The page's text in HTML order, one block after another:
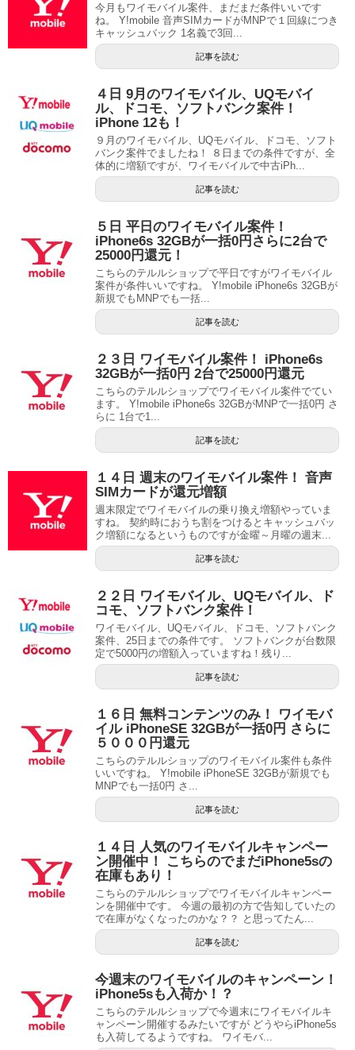
今月もワイモバイル案件、まだまだ条件いいです
ね。 Y!mobile 音声SIMカードがMNPで１回線につき
キャッシュバック 1名義で3回...
記事を読む
４日 9月のワイモバイル、UQモバイ
ル、ドコモ、ソフトバンク案件！
iPhone 12も！
９月のワイモバイル、UQモバイル、ドコモ、ソフト
バンク案件でましたね！ ８日までの条件ですが、全
体的に増額ですが、ワイモバイルで中古iPh...
記事を読む
５日 平日のワイモバイル案件！
iPhone6s 32GBが一括0円さらに2台で
25000円還元！
こちらのテルルショップで平日ですがワイモバイル
案件が条件いいですね。 Y!mobile iPhone6s 32GBが
新規でもMNPでも一括...
記事を読む
２３日 ワイモバイル案件！ iPhone6s
32GBが一括0円 2台で25000円還元
こちらのテルルショップでワイモバイル案件でてい
ます。 Y!mobile iPhone6s 32GBがMNPで一括0円 さ
らに 1台で1...
記事を読む
１４日 週末のワイモバイル案件！ 音声
SIMカードが還元増額
週末限定でワイモバイルの乗り換え増額やっていま
すね。 契約時におうち割をつけるとキャッシュバッ
ク増額になるというものですが金曜～月曜の週末...
記事を読む
２２日 ワイモバイル、UQモバイル、ド
コモ、ソフトバンク案件！
ワイモバイル、UQモバイル、ドコモ、ソフトバンク
案件、25日までの条件です。 ソフトバンクが台数限
定で5000円の増額入っていますね！残り...
記事を読む
１６日 無料コンテンツのみ！ ワイモバ
イル iPhoneSE 32GBが一括0円 さらに
５０００円還元
こちらのテルルショップのワイモバイル案件も条件
いいですね。 Y!mobile iPhoneSE 32GBが新規でも
MNPでも一括0円 さ...
記事を読む
１４日 人気のワイモバイルキャンペー
ン開催中！ こちらのでまだiPhone5sの
在庫もあり！
こちらのテルルショップでワイモバイルキャンペー
ンを開催中です。 今週の最初の方で告知していたの
で在庫がなくなったのかな？？ と思ってたん...
記事を読む
今週末のワイモバイルのキャンペーン！
iPhone5sも入荷か！？
こちらのテルルショップで今週末にワイモバイルキ
ャンペーン開催するみたいですが どうやらiPhone5s
も入荷してるようですね。 ワイモバ...